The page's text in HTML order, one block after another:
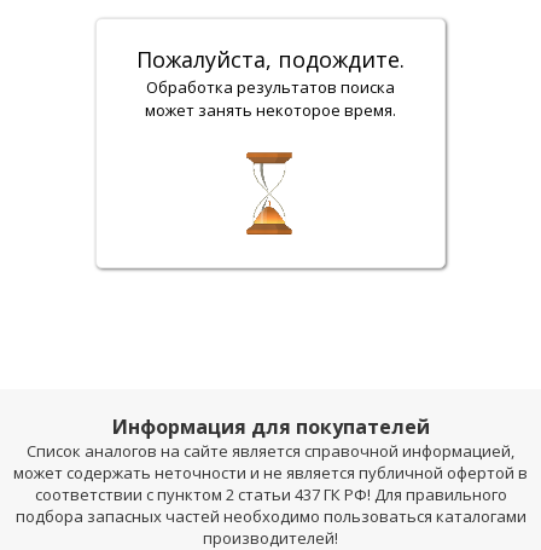
Пожалуйста, подождите.
Обработка результатов поиска
может занять некоторое время.
Информация для покупателей
Список аналогов на сайте является справочной информацией,
может содержать неточности и не является публичной офертой в
соответствии с пунктом 2 статьи 437 ГК РФ! Для правильного
подбора запасных частей необходимо пользоваться каталогами
производителей!